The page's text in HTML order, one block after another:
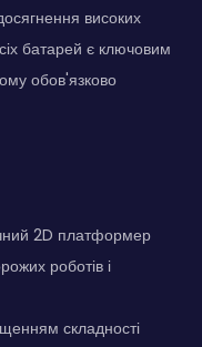
високих
батарей є ключовим
обов'язково
2D платформер
роботів і
складності